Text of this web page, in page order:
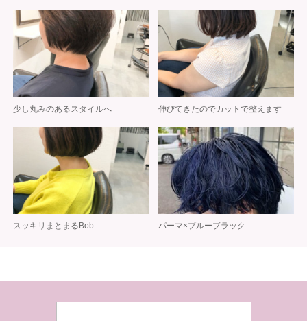
少し丸みのあるスタイルへ 伸びてきたのでカットで整えます
スッキリまとまるBob パーマ×ブルーブラック